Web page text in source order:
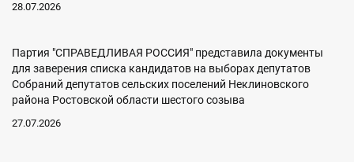
28.07.2026
Партия "СПРАВЕДЛИВАЯ РОССИЯ" представила документы
для заверения списка кандидатов на выборах депутатов
Собраний депутатов сельских поселений Неклиновского
района Ростовской области шестого созыва
27.07.2026